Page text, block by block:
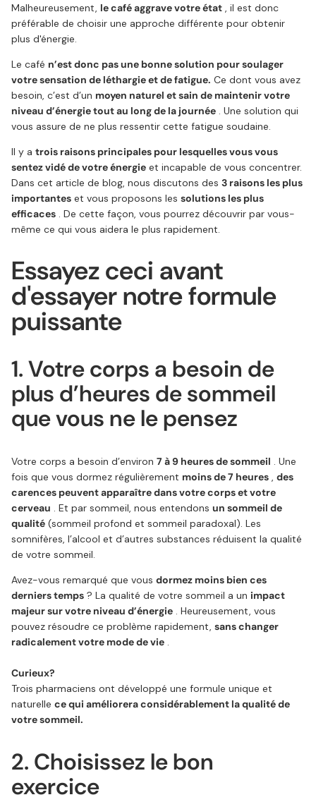
Malheureusement, le café aggrave votre état , il est donc
préférable de choisir une approche différente pour obtenir
plus d'énergie.
Le café n’est donc pas une bonne solution pour soulager
votre sensation de léthargie et de fatigue. Ce dont vous avez
besoin, c’est d’un moyen naturel et sain de maintenir votre
niveau d’énergie tout au long de la journée . Une solution qui
vous assure de ne plus ressentir cette fatigue soudaine.
Il y a trois raisons principales pour lesquelles vous vous
sentez vidé de votre énergie et incapable de vous concentrer.
Dans cet article de blog, nous discutons des 3 raisons les plus
importantes et vous proposons les solutions les plus
efficaces . De cette façon, vous pourrez découvrir par vous-
même ce qui vous aidera le plus rapidement.
Essayez ceci avant
d'essayer notre formule
puissante
1. Votre corps a besoin de
plus d’heures de sommeil
que vous ne le pensez
Votre corps a besoin d’environ 7 à 9 heures de sommeil . Une
fois que vous dormez régulièrement moins de 7 heures , des
carences peuvent apparaître dans votre corps et votre
cerveau . Et par sommeil, nous entendons un sommeil de
qualité (sommeil profond et sommeil paradoxal). Les
somnifères, l’alcool et d’autres substances réduisent la qualité
de votre sommeil.
Avez-vous remarqué que vous dormez moins bien ces
derniers temps ? La qualité de votre sommeil a un impact
majeur sur votre niveau d’énergie . Heureusement, vous
pouvez résoudre ce problème rapidement, sans changer
radicalement votre mode de vie .
Curieux?
Trois pharmaciens ont développé une formule unique et
naturelle ce qui améliorera considérablement la qualité de
votre sommeil.
2. Choisissez le bon
exercice